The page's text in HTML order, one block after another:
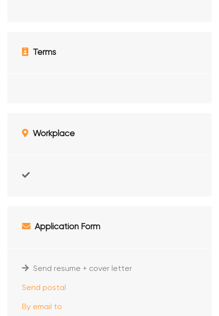
Terms
Workplace
Application Form
Send resume + cover letter
Send postal
By email to